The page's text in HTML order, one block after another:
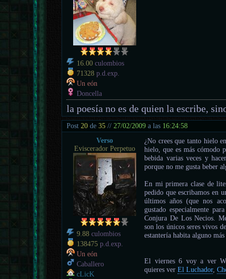
16.00 culombios
71328 p.d.exp.
Un eón
Doncella
la poesía no es de quien la escribe,
Post20 de35 //27/02/2009 a las 16:24:58
Verso
Eviscerador Perpetuo
9.88 culombios
138475 p.d.exp.
Un eón
Caballero
cLicK
¿No crees que tanto hielo
hielo, que es más cómodo
bebida varias veces y
porque no me gusta beber
En mi primera clase de
pedido que escribamos en
últimos años (que nos
gustado especialmente
Conjura De Los Necios.
son los únicos seres vivos
estantería habita alguno
El viernes 6 voy a ver
quieres verEl Luchador,